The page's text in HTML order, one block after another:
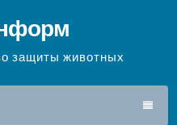
защиты животных